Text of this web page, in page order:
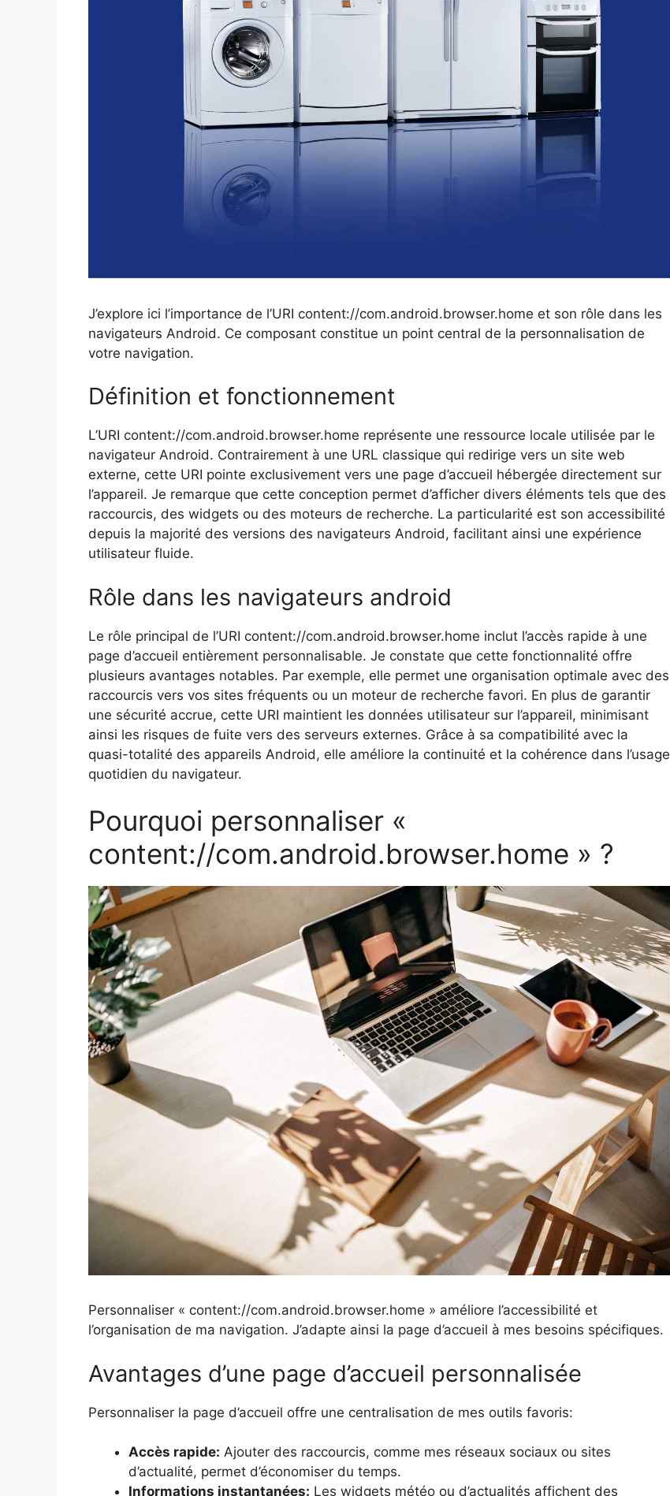
J’explore ici l’importance de l’URI content://com.android.browser.home et son rôle dans les
navigateurs Android. Ce composant constitue un point central de la personnalisation de
votre navigation.
Définition et fonctionnement
L’URI content://com.android.browser.home représente une ressource locale utilisée par le
navigateur Android. Contrairement à une URL classique qui redirige vers un site web
externe, cette URI pointe exclusivement vers une page d’accueil hébergée directement sur
l’appareil. Je remarque que cette conception permet d’afficher divers éléments tels que des
raccourcis, des widgets ou des moteurs de recherche. La particularité est son accessibilité
depuis la majorité des versions des navigateurs Android, facilitant ainsi une expérience
utilisateur fluide.
Rôle dans les navigateurs android
Le rôle principal de l’URI content://com.android.browser.home inclut l’accès rapide à une
page d’accueil entièrement personnalisable. Je constate que cette fonctionnalité offre
plusieurs avantages notables. Par exemple, elle permet une organisation optimale avec des
raccourcis vers vos sites fréquents ou un moteur de recherche favori. En plus de garantir
une sécurité accrue, cette URI maintient les données utilisateur sur l’appareil, minimisant
ainsi les risques de fuite vers des serveurs externes. Grâce à sa compatibilité avec la
quasi-totalité des appareils Android, elle améliore la continuité et la cohérence dans l’usage
quotidien du navigateur.
Pourquoi personnaliser «
content://com.android.browser.home » ?
Personnaliser « content://com.android.browser.home » améliore l’accessibilité et
l’organisation de ma navigation. J’adapte ainsi la page d’accueil à mes besoins spécifiques.
Avantages d’une page d’accueil personnalisée
Personnaliser la page d’accueil offre une centralisation de mes outils favoris:
Accès rapide: Ajouter des raccourcis, comme mes réseaux sociaux ou sites
d’actualité, permet d’économiser du temps.
Informations instantanées: Les widgets météo ou d’actualités affichent des